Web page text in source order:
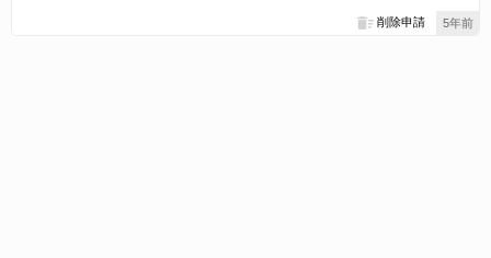
5年前
削除申請